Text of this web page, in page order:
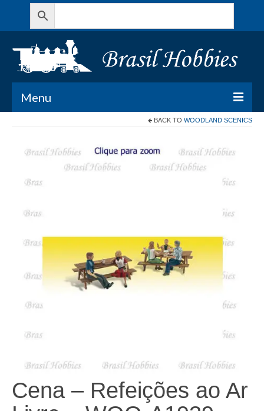
Menu
Meu Carrinho
Minha conta
BACK TO WOODLAND SCENICS
Cena – Refeições ao Ar